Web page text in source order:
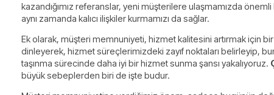
kazandığımız referanslar, yeni müşterilere ulaşmamızda
aynı zamanda kalıcı ilişkiler kurmamızı da sağlar.
Ek olarak, müşteri memnuniyeti, hizmet kalitesini artırmak için
dinleyerek, hizmet süreçlerimizdeki zayıf noktaları belirleyip,
taşınma sürecinde daha iyi bir hizmet sunma şansı yakalıyoruz.
büyük sebeplerden biri de işte budur.